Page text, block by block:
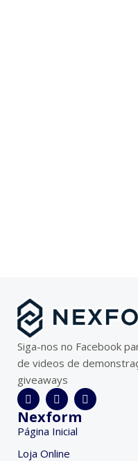
Siga-nos no Facebook
de videos de
giveaways
Nexform
Página Inicial
Loja Online